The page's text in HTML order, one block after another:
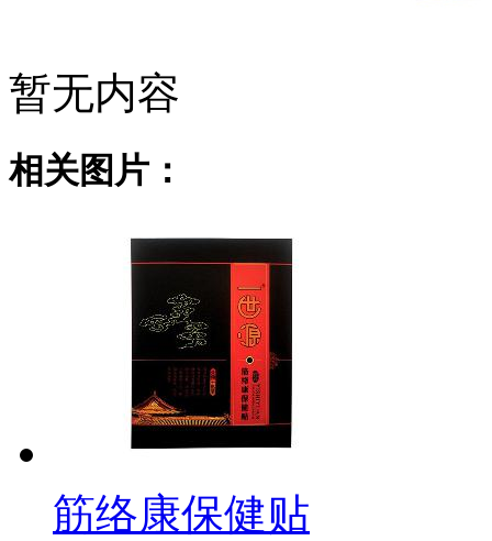
暂无内容
相关图片：
筋络康保健贴